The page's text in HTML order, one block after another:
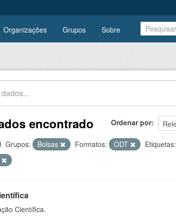
Organizações Grupos Sobre
Ordenar por
encontrado
Grupos: Bolsas Formatos: ODT
Etiquetas:
Científica.